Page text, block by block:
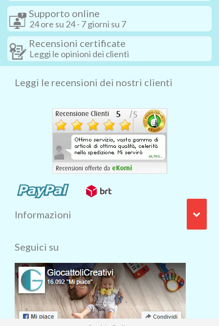
Supporto online
24 ore su 24 - 7 giorni su 7
Recensioni certificate
Leggi le opinioni dei clienti
Leggi le recensioni dei nostri clienti
Informazioni
Seguici su